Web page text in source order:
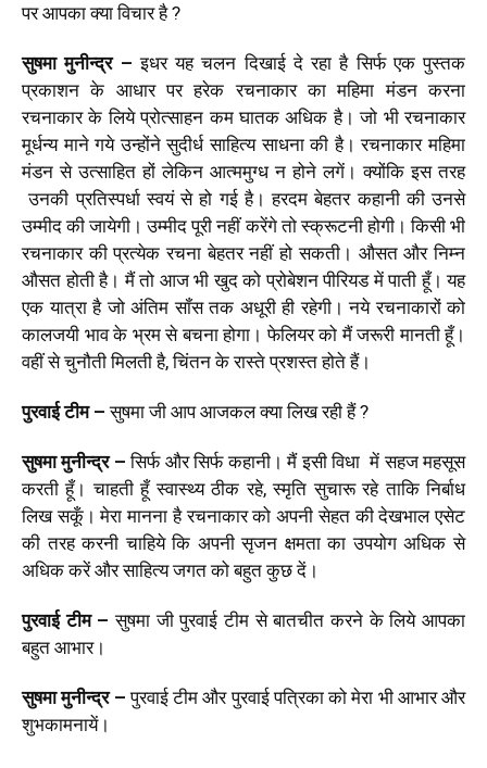
पर आपका क्‍या विचार है ?
सुषमा मुनीन्‍द्र –इधर यह चलन दिखाई दे रहा है सिर्फ एक पुस्तक
प्रकाशन के आधार पर हरेक रचनाकार का महिमा मंडन करना
रचनाकार के लिये प्रोत्‍साहन कम घातक अधिक है। जो भी रचनाकार
मूर्धन्‍य माने गये उन्‍होंने सुदीर्ध साहित्‍य साधना की है। रचनाकार महिमा
मंडन से उत्‍साहित हों लेकिन आत्‍ममुग्‍ध न होने लगें। क्योंकि इस तरह
उनकी प्रतिस्‍पर्धा स्‍वयं से हो गई है। हरदम बेहतर कहानी की उनसे
उम्‍मीद की जायेगी। उम्‍मीद पूरी नहीं करेंगे तो स्‍क्रूटनी होगी। किसी भी
रचनाकार की प्रत्‍येक रचना बेहतर नहीं हो सकती। औसत और निम्‍न
औसत होती है। मैं तो आज भी खुद को प्रोबेशन पीरियड में पाती हूँ। यह
एक यात्रा है जो अंतिम सॉंस तक अधूरी ही रहेगी। नये रचनाकारों को
कालजयी भाव के भ्रम से बचना होगा। फेलियर को मैं जरूरी मानती हूँ।
वहीं से चुनौती मिलती है, चिंतन के रास्‍ते प्रशस्‍त होते हैं।
पुरवाई टीम –सुषमा जी आप आजकल क्‍या लिख रही हैं ?
सुषमा मुनीन्‍द्र –सिर्फ और सिर्फ कहानी। मैं इसी विधा में सहज महसूस
करती हूँ। चाहती हूँ स्‍वास्‍थ्‍य ठीक रहे, स्‍मृति सुचारू रहे ताकि निर्बाध
लिख सकूँ। मेरा मानना है रचनाकार को अपनी सेहत की देखभाल एसेट
की तरह करनी चाहिये कि अपनी सृजन क्षमता का उपयोग अधिक से
अधिक करें और साहित्‍य जगत को बहुत कुछ दें।
पुरवाई टीम –सुषमा जी पुरवाई टीम से बातचीत करने के लिये आपका
बहुत आभार।
सुषमा मुनीन्‍द्र –पुरवाई टीम और पुरवाई पत्रिका को मेरा भी आभार और
शुभकामनायें।